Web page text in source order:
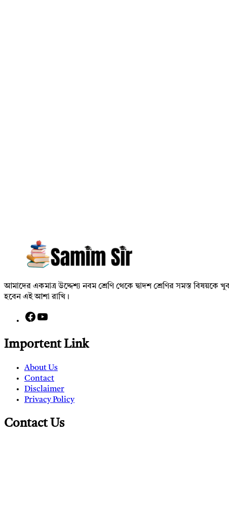
আমাদের একমাত্র উদ্দেশ্য নবম শ্রেণি থেকে দ্বাদশ শ্রেণির সমস্ত বিষয়কে
Facebook
YouTube
Importent Link
About Us
Disclaimer